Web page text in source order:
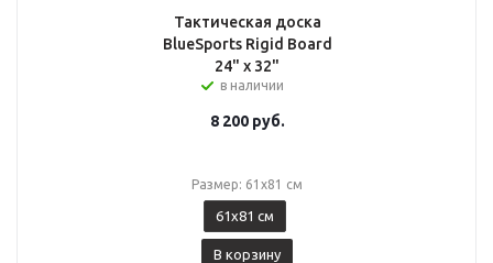
Тактическая доска
BlueSports Rigid Board
24" x 32"
в наличии
8 200руб.
Размер: 61x81 см
61x81 см
В корзину